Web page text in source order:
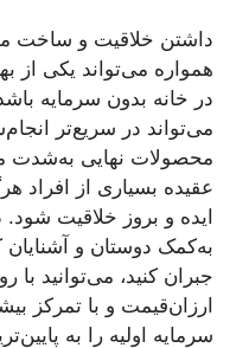
داشتن خلاقیت و ساخت
همواره می‌تواند یکی از
در خانه بدون سرمایه
می‌تواند در سریع‌تر
محصولات نهایی به‌شدت
عقیده بسیاری از افراد
ایده و بروز خلاقیت شود.
به‌کمک دوستان و آشنایان
جبران کنید، می‌توانید با
ارزان‌قیمت و با تمرکز
سرمایه اولیه را به